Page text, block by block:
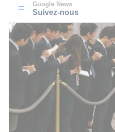
Google News
Suivez-nous